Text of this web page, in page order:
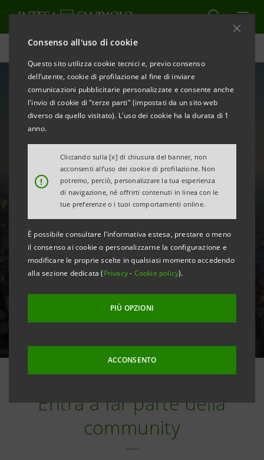
Consenso all'uso di cookie
Questo sito utilizza cookie tecnici e, previo consenso
dell’utente, cookie di profilazione al fine di inviare
comunicazioni pubblicitarie personalizzate e consente anche
l'invio di cookie di "terze parti" (impostati da un sito web
diverso da quello visitato). L'uso dei cookie ha la durata di 1
anno.
!
Cliccando sulla [x] di chiusura del banner, non
acconsenti all’uso dei cookie di profilazione. Non
potremo, perciò, personalizzare la tua esperienza
di navigazione, né offrirti contenuti in linea con le
tue preferenze o i tuoi comportamenti online.
È possibile consultare l'informativa estesa, prestare o meno
il consenso ai cookie o personalizzarne la configurazione e
modificare le proprie scelte in qualsiasi momento accedendo
alla sezione dedicata (Privacy- Cookie policy).
PIÙ OPZIONI
ACCONSENTO
Eventi e Progetti
Non perderti gli eventi
esclusivi
in programma
Entra a far parte della
community